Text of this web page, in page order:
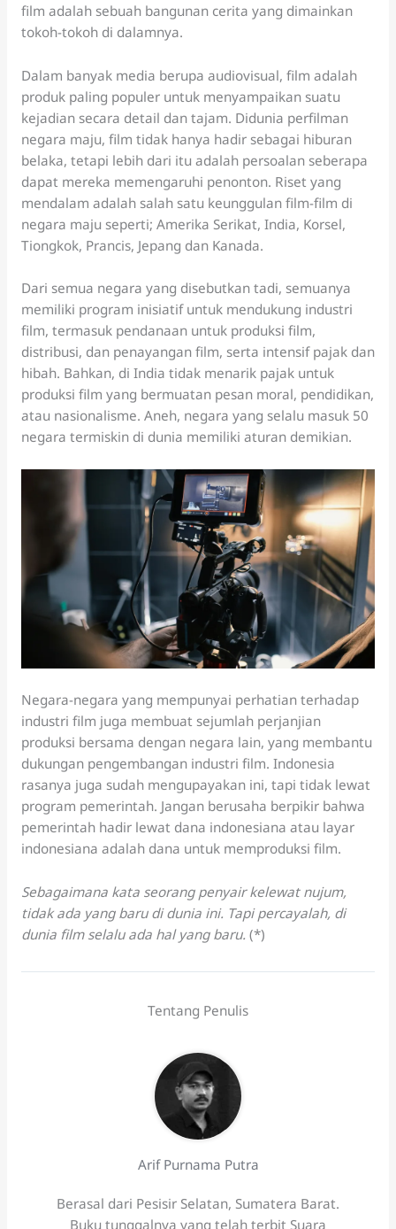
film adalah sebuah bangunan cerita yang dimainkan
tokoh-tokoh di dalamnya.
Dalam banyak media berupa audiovisual, film adalah
produk paling populer untuk menyampaikan suatu
kejadian secara detail dan tajam. Didunia perfilman
negara maju, film tidak hanya hadir sebagai hiburan
belaka, tetapi lebih dari itu adalah persoalan seberapa
dapat mereka memengaruhi penonton. Riset yang
mendalam adalah salah satu keunggulan film-film di
negara maju seperti; Amerika Serikat, India, Korsel,
Tiongkok, Prancis, Jepang dan Kanada.
Dari semua negara yang disebutkan tadi, semuanya
memiliki program inisiatif untuk mendukung industri
film, termasuk pendanaan untuk produksi film,
distribusi, dan penayangan film, serta intensif pajak dan
hibah. Bahkan, di India tidak menarik pajak untuk
produksi film yang bermuatan pesan moral, pendidikan,
atau nasionalisme. Aneh, negara yang selalu masuk 50
negara termiskin di dunia memiliki aturan demikian.
Negara-negara yang mempunyai perhatian terhadap
industri film juga membuat sejumlah perjanjian
produksi bersama dengan negara lain, yang membantu
dukungan pengembangan industri film. Indonesia
rasanya juga sudah mengupayakan ini, tapi tidak lewat
program pemerintah. Jangan berusaha berpikir bahwa
pemerintah hadir lewat dana indonesiana atau layar
indonesiana adalah dana untuk memproduksi film.
Sebagaimana kata seorang penyair kelewat nujum,
tidak ada yang baru di dunia ini. Tapi percayalah, di
dunia film selalu ada hal yang baru. (*)
Tentang Penulis
Arif Purnama Putra
Berasal dari Pesisir Selatan, Sumatera Barat.
Buku tunggalnya yang telah terbit Suara